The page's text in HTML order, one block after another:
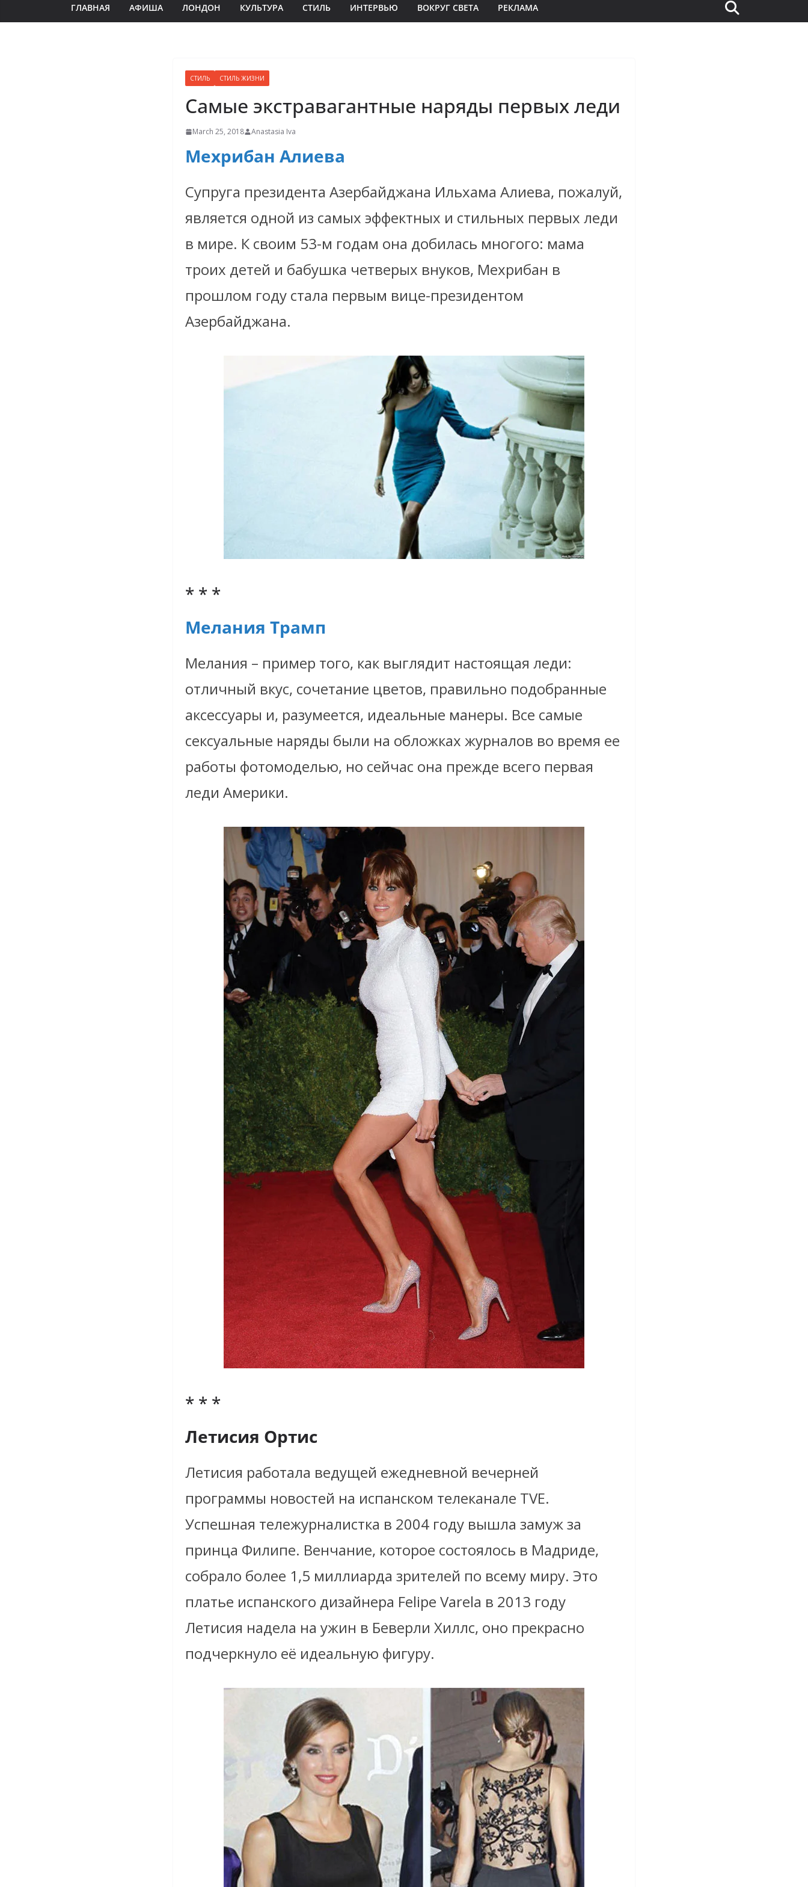
ГЛАВНАЯ АФИША ЛОНДОН КУЛЬТУРА СТИЛЬ ИНТЕРВЬЮ ВОКРУГ СВЕТА РЕКЛАМА
СТИЛЬ СТИЛЬ ЖИЗНИ
Самые экстравагантные наряды первых леди
March 25, 2018 Anastasia Iva
Мехрибан Алиева
Супруга президента Азербайджана Ильхама Алиева, пожалуй,
является одной из самых эффектных и стильных первых леди
в мире. К своим 53-м годам она добилась многого: мама
троих детей и бабушка четверых внуков, Мехрибан в
прошлом году стала первым вице-президентом
Азербайджана.
* * *
Мелания Трамп
Мелания – пример того, как выглядит настоящая леди:
отличный вкус, сочетание цветов, правильно подобранные
аксессуары и, разумеется, идеальные манеры. Все самые
сексуальные наряды были на обложках журналов во время ее
работы фотомоделью, но сейчас она прежде всего первая
леди Америки.
* * *
Летисия Ортис
Летисия работала ведущей ежедневной вечерней
программы новостей на испанском телеканале TVE.
Успешная тележурналистка в 2004 году вышла замуж за
принца Филипе. Венчание, которое состоялось в Мадриде,
собрало более 1,5 миллиарда зрителей по всему миру. Это
платье испанского дизайнера Felipe Varela в 2013 году
Летисия надела на ужин в Беверли Хиллс, оно прекрасно
подчеркнуло её идеальную фигуру.